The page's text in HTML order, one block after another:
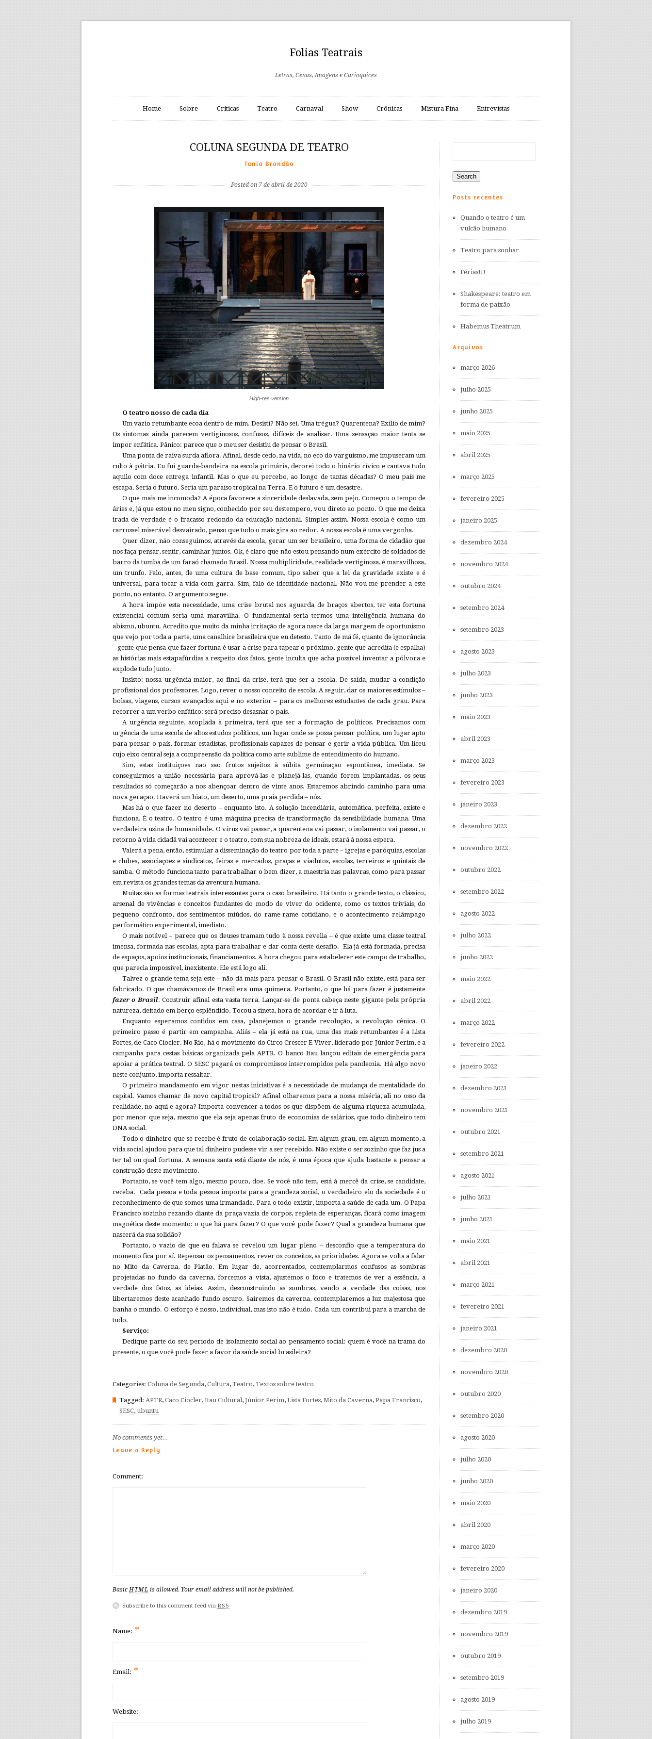
Folias Teatrais
Letras, Cenas, Imagens e Carioquices
Home Sobre Críticas Teatro Carnaval Show Crônicas Mistura Fina Entrevistas
COLUNA SEGUNDA DE TEATRO
Tania Brandão
Posted on 7 de abril de 2020
High-res version
O teatro nosso de cada dia
Um vazio retumbante ecoa dentro de mim. Desisti? Não sei. Uma trégua? Quarentena? Exílio de mim?
Os sintomas ainda parecem vertiginosos, confusos, difíceis de analisar. Uma sensação maior tenta se
impor enfática. Pânico: parece que o meu ser desistiu de pensar o Brasil.
Uma ponta de raiva surda aflora. Afinal, desde cedo, na vida, no eco do varguismo, me impuseram um
culto à pátria. Eu fui guarda-bandeira na escola primária, decorei todo o hinário cívico e cantava tudo
aquilo com doce entrega infantil. Mas o que eu percebo, ao longo de tantas décadas? O meu país me
escapa. Seria o futuro. Seria um paraíso tropical na Terra. E o futuro é um desastre.
O que mais me incomoda? A época favorece a sinceridade deslavada, sem pejo. Começou o tempo de
áries e, já que estou no meu signo, conhecido por seu destempero, vou direto ao ponto. O que me deixa
irada de verdade é o fracasso redondo da educação nacional. Simples assim. Nossa escola é como um
carrossel miserável desvairado, penso que tudo o mais gira ao redor. A nossa escola é uma vergonha.
Quer dizer, não conseguimos, através da escola, gerar um ser brasileiro, uma forma de cidadão que
nos faça pensar, sentir, caminhar juntos. Ok, é claro que não estou pensando num exército de soldados de
barro da tumba de um faraó chamado Brasil. Nossa multiplicidade, realidade vertiginosa, é maravilhosa,
um trunfo. Falo, antes, de uma cultura de base comum, tipo saber que a lei da gravidade existe e é
universal, para tocar a vida com garra. Sim, falo de identidade nacional. Não vou me prender a este
ponto, no entanto. O argumento segue.
A hora impõe esta necessidade, uma crise brutal nos aguarda de braços abertos, ter esta fortuna
existencial comum seria uma maravilha. O fundamental seria termos uma inteligência humana do
abismo, ubuntu. Acredito que muito da minha irritação de agora nasce da larga margem de oportunismo
que vejo por toda a parte, uma canalhice brasileira que eu detesto. Tanto de má fé, quanto de ignorância
– gente que pensa que fazer fortuna é usar a crise para tapear o próximo, gente que acredita (e espalha)
as histórias mais estapafúrdias a respeito dos fatos, gente inculta que acha possível inventar a pólvora e
explode tudo junto.
Insisto: nossa urgência maior, ao final da crise, terá que ser a escola. De saída, mudar a condição
profissional dos professores. Logo, rever o nosso conceito de escola. A seguir, dar os maiores estímulos –
bolsas, viagens, cursos avançados aqui e no exterior – para os melhores estudantes de cada grau. Para
recorrer a um verbo enfático: será preciso desasnar o país.
A urgência seguinte, acoplada à primeira, terá que ser a formação de políticos. Precisamos com
urgência de uma escola de altos estudos políticos, um lugar onde se possa pensar política, um lugar apto
para pensar o país, formar estadistas, profissionais capazes de pensar e gerir a vida pública. Um liceu
cujo eixo central seja a compreensão da política como arte sublime de entendimento do humano.
Sim, estas instituições não são frutos sujeitos à súbita germinação espontânea, imediata. Se
conseguirmos a união necessária para aprová-las e planejá-las, quando forem implantadas, os seus
resultados só começarão a nos abençoar dentro de vinte anos. Estaremos abrindo caminho para uma
nova geração. Haverá um hiato, um deserto, uma praia perdida – nós.
Mas há o que fazer no deserto – enquanto isto. A solução incendiária, automática, perfeita, existe e
funciona. É o teatro. O teatro é uma máquina precisa de transformação da sensibilidade humana. Uma
verdadeira usina de humanidade. O vírus vai passar, a quarentena vai passar, o isolamento vai passar, o
retorno à vida cidadã vai acontecer e o teatro, com sua nobreza de ideais, estará à nossa espera.
Valerá a pena, então, estimular a disseminação do teatro por toda a parte – igrejas e paróquias, escolas
e clubes, associações e sindicatos, feiras e mercados, praças e viadutos, escolas, terreiros e quintais de
samba. O método funciona tanto para trabalhar o bem dizer, a maestria nas palavras, como para passar
em revista os grandes temas da aventura humana.
Muitas são as formas teatrais interessantes para o caso brasileiro. Há tanto o grande texto, o clássico,
arsenal de vivências e conceitos fundantes do modo de viver do ocidente, como os textos triviais, do
pequeno confronto, dos sentimentos miúdos, do rame-rame cotidiano, e o acontecimento relâmpago
performático experimental, imediato.
O mais notável – parece que os deuses tramam tudo à nossa revelia – é que existe uma classe teatral
imensa, formada nas escolas, apta para trabalhar e dar conta deste desafio. Ela já está formada, precisa
de espaços, apoios institucionais, financiamentos. A hora chegou para estabelecer este campo de trabalho,
que parecia impossível, inexistente. Ele está logo ali.
Talvez o grande tema seja este – não dá mais para pensar o Brasil. O Brasil não existe, está para ser
fabricado. O que chamávamos de Brasil era uma quimera. Portanto, o que há para fazer é justamente
fazer o Brasil. Construir afinal esta vasta terra. Lançar-se de ponta cabeça neste gigante pela própria
natureza, deitado em berço esplêndido. Tocou a sineta, hora de acordar e ir à luta.
Enquanto esperamos contidos em casa, planejemos o grande revolução, a revolução cênica. O
primeiro passo é partir em campanha. Aliás – ela já está na rua, uma das mais retumbantes é a Lista
Fortes, de Caco Ciocler. No Rio, há o movimento do Circo Crescer E Viver, liderado por Júnior Perim, e a
campanha para cestas básicas organizada pela APTR. O banco Itau lançou editais de emergência para
apoiar a prática teatral. O SESC pagará os compromissos interrompidos pela pandemia. Há algo novo
neste conjunto, importa ressaltar.
O primeiro mandamento em vigor nestas iniciativas é a necessidade de mudança de mentalidade do
capital. Vamos chamar de novo capital tropical? Afinal olharemos para a nossa miséria, ali no osso da
realidade, no aqui e agora? Importa convencer a todos os que dispõem de alguma riqueza acumulada,
por menor que seja, mesmo que ela seja apenas fruto de economias de salários, que todo dinheiro tem
DNA social.
Todo o dinheiro que se recebe é fruto de colaboração social. Em algum grau, em algum momento, a
vida social ajudou para que tal dinheiro pudesse vir a ser recebido. Não existe o ser sozinho que faz jus a
ter tal ou qual fortuna. A semana santa está diante de nós, é uma época que ajuda bastante a pensar a
construção deste movimento.
Portanto, se você tem algo, mesmo pouco, doe. Se você não tem, está à mercê da crise, se candidate,
receba. Cada pessoa e toda pessoa importa para a grandeza social, o verdadeiro elo da sociedade é o
reconhecimento de que somos uma irmandade. Para o todo existir, importa a saúde de cada um. O Papa
Francisco sozinho rezando diante da praça vazia de corpos, repleta de esperanças, ficará como imagem
magnética deste momento: o que há para fazer? O que você pode fazer? Qual a grandeza humana que
nascerá da sua solidão?
Portanto, o vazio de que eu falava se revelou um lugar pleno – desconfio que a temperatura do
momento fica por aí. Repensar os pensamentos, rever os conceitos, as prioridades. Agora se volta a falar
no Mito da Caverna, de Platão. Em lugar de, acorrentados, contemplarmos confusos as sombras
projetadas no fundo da caverna, forcemos a vista, ajustemos o foco e tratemos de ver a essência, a
verdade dos fatos, as ideias. Assim, desconstruindo as sombras, vendo a verdade das coisas, nos
libertaremos deste acanhado fundo escuro. Sairemos da caverna, contemplaremos a luz majestosa que
banha o mundo. O esforço é nosso, individual, mas isto não é tudo. Cada um contribui para a marcha de
tudo.
Serviço:
Dedique parte do seu período de isolamento social ao pensamento social: quem é você na trama do
presente, o que você pode fazer a favor da saúde social brasileira?
Categories: Coluna de Segunda, Cultura, Teatro, Textos sobre teatro
Tagged: APTR, Caco Ciocler, Itau Cultural, Júnior Perim, Lista Fortes, Mito da Caverna, Papa Francisco,
SESC, ubuntu
No comments yet…
Leave a Reply
Comment
BasicHTML is allowed. Your email address will not be published.
Subscribe to this comment feed via RSS
Name: *
Email: *
Website:
Posts recentes
Quando o teatro é um
vulcão humano
Teatro para sonhar
Férias!!!
Shakespeare: teatro em
forma de paixão
Habemus Theatrum
Arquivos
março 2026
julho 2025
junho 2025
maio 2025
abril 2025
março 2025
fevereiro 2025
janeiro 2025
dezembro 2024
novembro 2024
outubro 2024
setembro 2024
setembro 2023
agosto 2023
julho 2023
junho 2023
maio 2023
abril 2023
março 2023
fevereiro 2023
janeiro 2023
dezembro 2022
novembro 2022
outubro 2022
setembro 2022
agosto 2022
julho 2022
junho 2022
maio 2022
abril 2022
março 2022
fevereiro 2022
janeiro 2022
dezembro 2021
novembro 2021
outubro 2021
setembro 2021
agosto 2021
julho 2021
junho 2021
maio 2021
abril 2021
março 2021
fevereiro 2021
janeiro 2021
dezembro 2020
novembro 2020
outubro 2020
setembro 2020
agosto 2020
julho 2020
junho 2020
maio 2020
abril 2020
março 2020
fevereiro 2020
janeiro 2020
dezembro 2019
novembro 2019
outubro 2019
setembro 2019
agosto 2019
julho 2019